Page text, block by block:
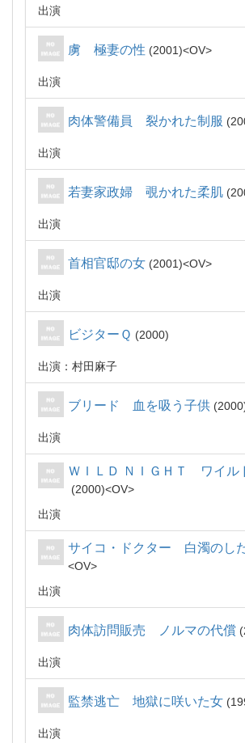
出演
虜 極妻の性 2001 OV
出演
肉体警備員 裂かれた制服
出演
若妻家政婦 覗かれた柔肌
出演
首相官邸の女 2001 OV
出演
ビジターＱ 2000
出演：村田麻子
ブリード 血を吸う子供 2000
出演
ＷＩＬＤ ＮＩＧＨＴ ワイル
2000
OV
出演
サイコ・ドクター 白濁のし
OV
出演
肉体訪問販売 ノルマの代償
出演
監禁逃亡 地獄に咲いた女
出演